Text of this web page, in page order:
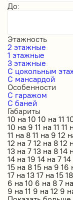
До:
Этажность
2 этажные
1 этажные
3 этажные
С цокольным
С мансардой
Особенности
С гаражом
С баней
Габариты
10 на 10 10 на 11
10 на 9 11 на 11 11
11 на 8 11 на 9 12
12 на 7 12 на 8 12
13 на 7 13 на 8 14
14 на 19 14 на 7
15 на 8 15 на 9 16
17 на 13 17 на 15
6 на 10 6 на 8 7
9 на 11 9 на 12 9